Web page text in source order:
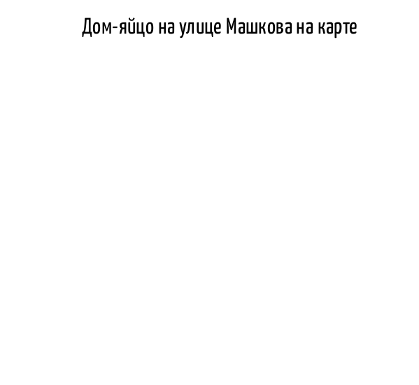
Дом-яйцо на улице Машкова на карте